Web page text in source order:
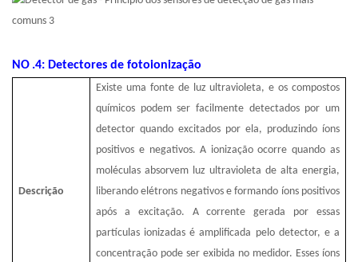
NO .4: Detectores de fotoionização
Descrição
Existe uma fonte de luz ultravioleta, e os compostos
químicos podem ser facilmente detectados por um
detector quando excitados por ela, produzindo íons
positivos e negativos. A ionização ocorre quando as
moléculas absorvem luz ultravioleta de alta energia,
liberando elétrons negativos e formando íons positivos
após a excitação. A corrente gerada por essas
partículas ionizadas é amplificada pelo detector, e a
concentração pode ser exibida no medidor. Esses íons